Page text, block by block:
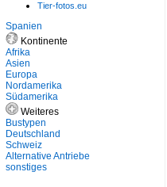
Tier-fotos.eu
Spanien
Kontinente
Afrika
Asien
Europa
Nordamerika
Südamerika
Weiteres
Bustypen
Deutschland
Schweiz
Alternative Antriebe
sonstiges